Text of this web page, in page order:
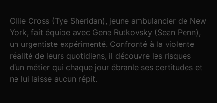
Ollie Cross (Tye Sheridan), jeune ambulancier de New
York, fait équipe avec Gene Rutkovsky (Sean Penn),
un urgentiste expérimenté. Confronté à la violente
réalité de leurs quotidiens, il découvre les risques
d’un métier qui chaque jour ébranle ses certitudes et
ne lui laisse aucun répit.